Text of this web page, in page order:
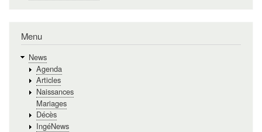
Menu
News
Agenda
Articles
Naissances
Mariages
Décès
IngéNews